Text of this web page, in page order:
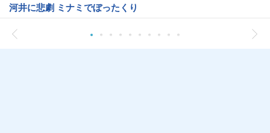
河井に悲劇 ミナミでぼったくり